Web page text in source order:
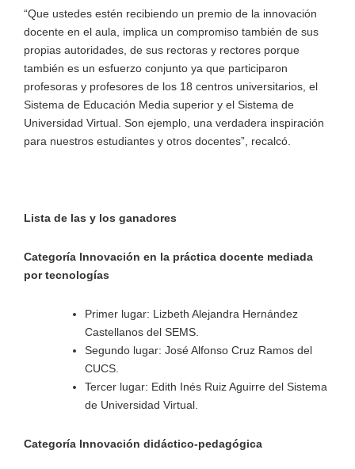
“Que ustedes estén recibiendo un premio de la innovación
docente en el aula, implica un compromiso también de sus
propias autoridades, de sus rectoras y rectores porque
también es un esfuerzo conjunto ya que participaron
profesoras y profesores de los 18 centros universitarios, el
Sistema de Educación Media superior y el Sistema de
Universidad Virtual. Son ejemplo, una verdadera inspiración
para nuestros estudiantes y otros docentes”, recalcó.
Lista de las y los ganadores
Categoría Innovación en la práctica docente mediada
por tecnologías
Primer lugar: Lizbeth Alejandra Hernández
Castellanos del SEMS.
Segundo lugar: José Alfonso Cruz Ramos del
CUCS.
Tercer lugar: Edith Inés Ruiz Aguirre del Sistema
de Universidad Virtual.
Categoría Innovación didáctico-pedagógica